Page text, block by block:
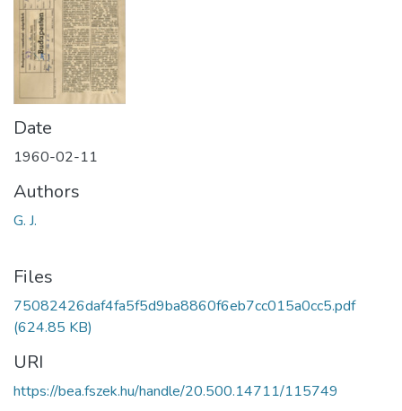
Date
1960-02-11
Authors
G. J.
Files
75082426daf4fa5f5d9ba8860f6eb7cc015a0cc5.pdf
(624.85 KB)
URI
https://bea.fszek.hu/handle/20.500.14711/115749